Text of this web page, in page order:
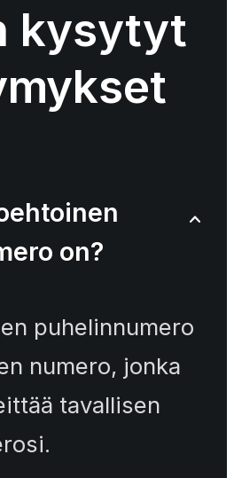
kysytyt
on?
puhelinnumero
numero, jonka
tavallisen